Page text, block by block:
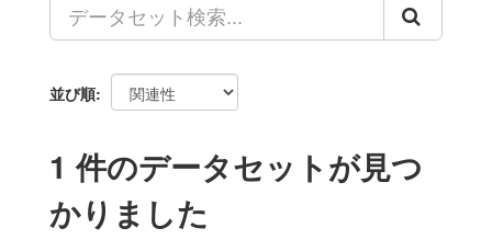
並び順
1 件のデータセットが見つ
かりました